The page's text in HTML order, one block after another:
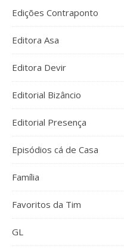
Edições Contraponto
Editora Asa
Editora Devir
Editorial Bizâncio
Editorial Presença
Episódios cá de Casa
Família
Favoritos da Tim
GL